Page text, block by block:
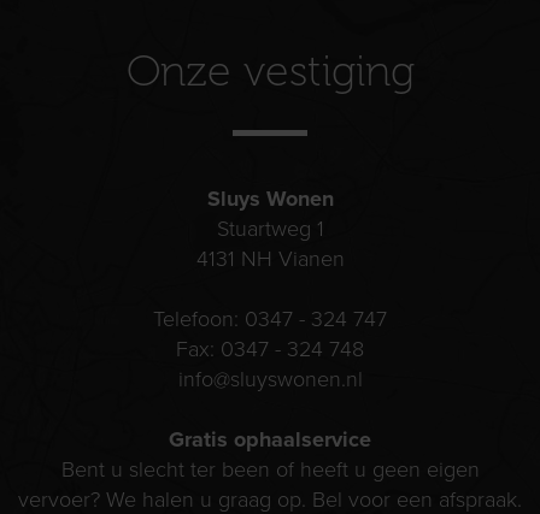
Onze vestiging
Sluys Wonen
Stuartweg 1
4131 NH Vianen
Telefoon: 0347 - 324 747
Fax: 0347 - 324 748
info@sluyswonen.nl
Gratis ophaalservice
Bent u slecht ter been of heeft u geen eigen
vervoer? We halen u graag op. Bel voor een afspraak.